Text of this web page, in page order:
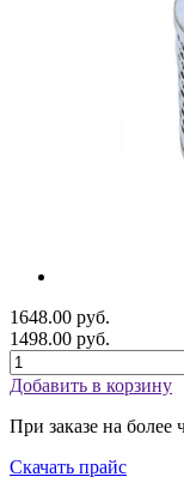
1648.00 руб.
1498.00 руб.
Добавить в корзину
При заказе на более
Скачать прайс